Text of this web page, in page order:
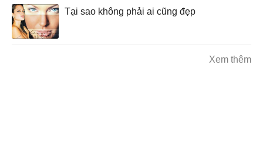
Tại sao không phải ai cũng đẹp
Xem thêm